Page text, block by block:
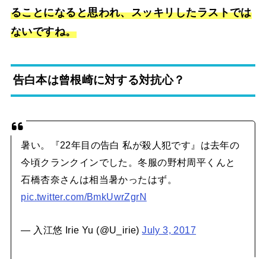
ることになると思われ、スッキリしたラストでは
ないですね。
告白本は曾根崎に対する対抗心？
暑い。『22年目の告白 私が殺人犯です』は去年の
今頃クランクインでした。冬服の野村周平くんと
石橋杏奈さんは相当暑かったはず。
pic.twitter.com/BmkUwrZgrN
— 入江悠 Irie Yu (@U_irie)July 3, 2017